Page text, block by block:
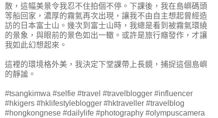
散，這幅美景令我忍不住拍個不停。下課後，我在島嶼碼頭
等船回家，濃厚的霧氣再次出現，讓我不由自主想起曾經造
訪的日本富士山。幾次到富士山時，我總是看到被霧氣環繞
的景象，與眼前的景色如出一轍。或許是旅行癮發作，才讓
我如此幻想起來。
這裡的環境格外美，我決定下堂課帶上長鏡，捕捉這個島嶼
的靜謐。
#tsangkimwa #selfie #travel #travelblogger #influencer
#hkigers #hklifestyleblogger #hktraveller #travelblog
#hongkongnese #dailylife #photography #olympuscamera